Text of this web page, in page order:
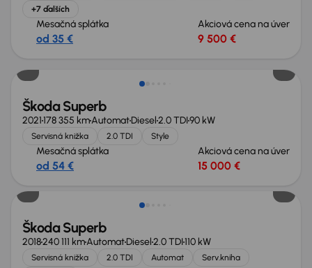
+7 ďalších
Mesačná splátka
od 35 €
Akciová cena na úver
9 500 €
Škoda Superb
2021178 355 kmAutomatDiesel2.0 TDI90 kW
Servisná knižka 2.0 TDI Style
Mesačná splátka
od 54 €
Akciová cena na úver
15 000 €
Škoda Superb
2018240 111 kmAutomatDiesel2.0 TDI110 kW
Servisná knižka 2.0 TDI Automat
Serv.kniha